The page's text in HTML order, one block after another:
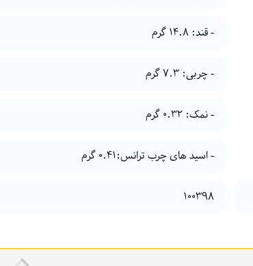
- قند: 14.8 گرم
- چربی: 7.3 گرم
- نمک: 0.32 گرم
- اسید های چرب ترانس:0.41 گرم
100398